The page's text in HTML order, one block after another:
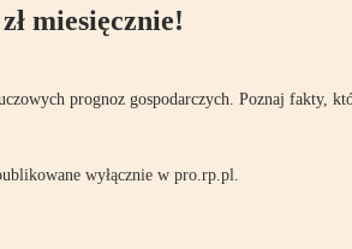
miesięcznie!
prognoz gospodarczych. Poznaj fakty,
wyłącznie w pro.rp.pl.